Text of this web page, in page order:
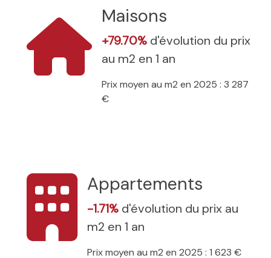
Maisons
+79.70% d'évolution du prix
au m2 en 1 an
Prix moyen au m2 en 2025 : 3 287
€
Appartements
-1.71% d'évolution du prix au
m2 en 1 an
Prix moyen au m2 en 2025 : 1 623 €